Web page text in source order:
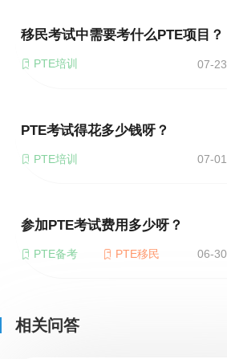
移民考试中需要考什么PTE项目？
PTE培训 07-23
PTE考试得花多少钱呀？
PTE培训 07-01
参加PTE考试费用多少呀？
PTE备考 PTE移民 06-30
相关问答